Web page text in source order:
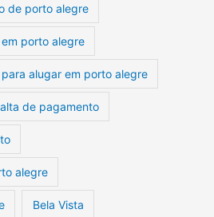
de porto alegre
porto alegre
alugar em porto alegre
de pagamento
alegre
Bela Vista